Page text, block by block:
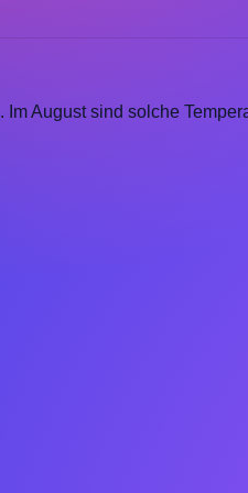
. Im August sind solche